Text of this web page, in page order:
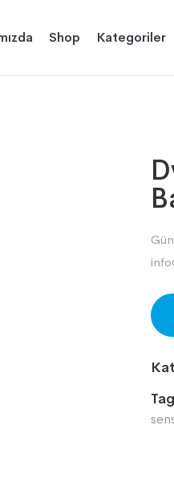
Shop Kategoriler